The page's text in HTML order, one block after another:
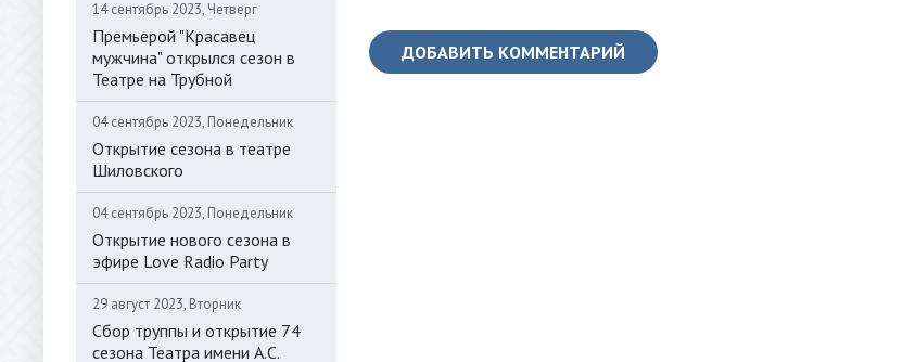
14 сентябрь 2023, Четверг
Премьерой "Красавец
мужчина" открылся сезон в
Театре на Трубной
04 сентябрь 2023, Понедельник
Открытие сезона в театре
Шиловского
04 сентябрь 2023, Понедельник
Открытие нового сезона в
эфире Love Radio Party
29 август 2023, Вторник
Сбор труппы и открытие 74
сезона Театра имени А.С.
ДОБАВИТЬ КОММЕНТАРИЙ